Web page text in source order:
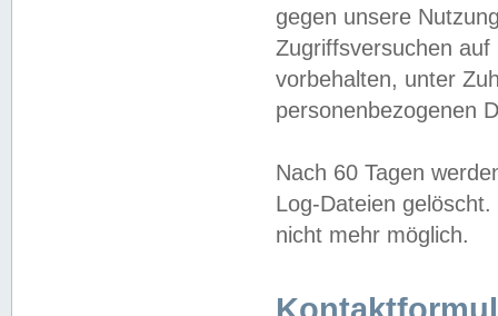
gegen unsere
Zugriffsversuchen
vorbehalten, unter
personenbezogenen
Nach 60 Tagen
Log-Dateien
nicht mehr möglich.